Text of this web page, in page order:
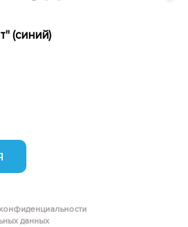
(синий)
данных